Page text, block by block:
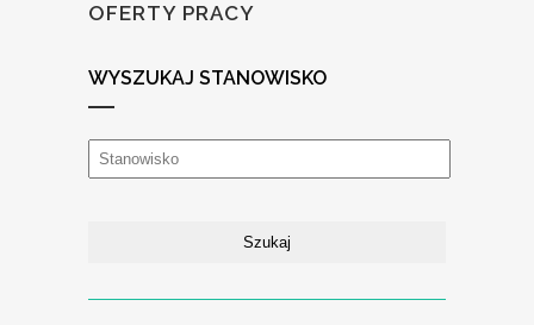
OFERTY PRACY
WYSZUKAJ STANOWISKO